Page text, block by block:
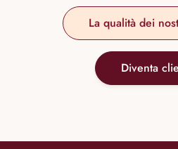
La qualità dei
Diventa